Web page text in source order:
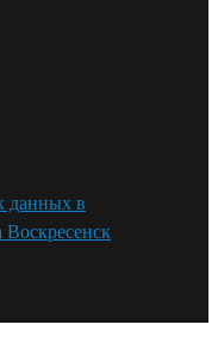
данных в
Воскресенск